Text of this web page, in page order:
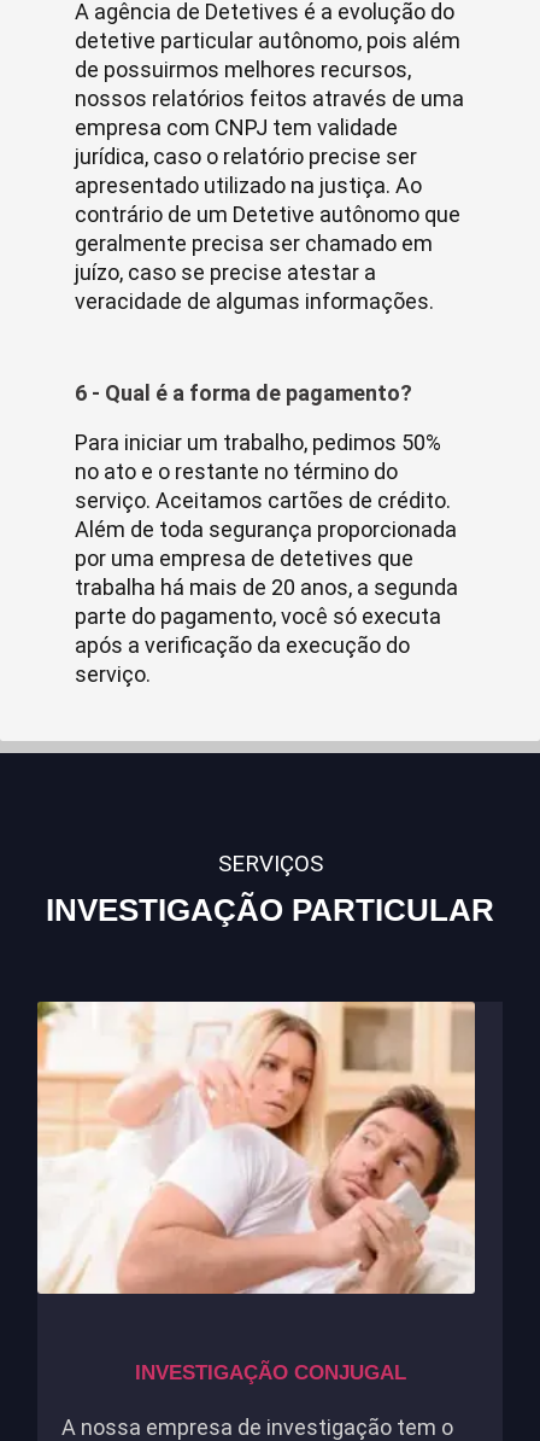
A agência de Detetives é a evolução do
detetive particular autônomo, pois além
de possuirmos melhores recursos,
nossos relatórios feitos através de uma
empresa com CNPJ tem validade
jurídica, caso o relatório precise ser
apresentado utilizado na justiça. Ao
contrário de um Detetive autônomo que
geralmente precisa ser chamado em
juízo, caso se precise atestar a
veracidade de algumas informações.
6 - Qual é a forma de pagamento?
Para iniciar um trabalho, pedimos 50%
no ato e o restante no término do
serviço. Aceitamos cartões de crédito.
Além de toda segurança proporcionada
por uma empresa de detetives que
trabalha há mais de 20 anos, a segunda
parte do pagamento, você só executa
após a verificação da execução do
serviço.
SERVIÇOS
INVESTIGAÇÃO PARTICULAR
INVESTIGAÇÃO CONJUGAL
A nossa empresa de investigação tem o